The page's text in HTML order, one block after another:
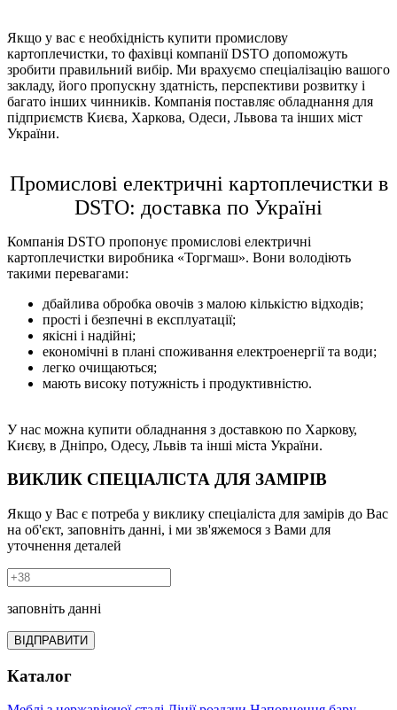
Якщо у вас є необхідність купити промислову
картоплечистки, то фахівці компанії DSTO допоможуть
зробити правильний вибір. Ми врахуємо спеціалізацію вашого
закладу, його пропускну здатність, перспективи розвитку і
багато інших чинників. Компанія поставляє обладнання для
підприємств Києва, Харкова, Одеси, Львова та інших міст
України.
Промислові електричні картоплечистки в
DSTO: доставка по Україні
Компанія DSTO пропонує промислові електричні
картоплечистки виробника «Торгмаш». Вони володіють
такими перевагами:
дбайлива обробка овочів з малою кількістю відходів;
прості і безпечні в експлуатації;
якісні і надійні;
економічні в плані споживання електроенергії та води;
легко очищаються;
мають високу потужність і продуктивністю.
У нас можна купити обладнання з доставкою по Харкову,
Києву, в Дніпро, Одесу, Львів та інші міста України.
ВИКЛИК СПЕЦІАЛІСТА ДЛЯ ЗАМІРІВ
Якщо у Вас є потреба у виклику спеціаліста для замірів до Вас
на об'єкт, заповніть данні, і ми зв'яжемося з Вами для
уточнення деталей
заповніть данні
ВІДПРАВИТИ
Каталог